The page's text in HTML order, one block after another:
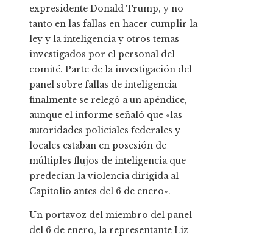
expresidente Donald Trump, y no
tanto en las fallas en hacer cumplir la
ley y la inteligencia y otros temas
investigados por el personal del
comité. Parte de la investigación del
panel sobre fallas de inteligencia
finalmente se relegó a un apéndice,
aunque el informe señaló que «las
autoridades policiales federales y
locales estaban en posesión de
múltiples flujos de inteligencia que
predecían la violencia dirigida al
Capitolio antes del 6 de enero».
Un portavoz del miembro del panel
del 6 de enero, la representante Liz